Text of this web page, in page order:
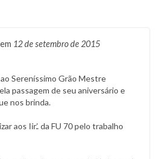
em 12 de setembro de 2015
Sereníssimo Grão Mestre
passagem de seu aniversário e
nos brinda.
aos Iir.’. da FU 70 pelo trabalho